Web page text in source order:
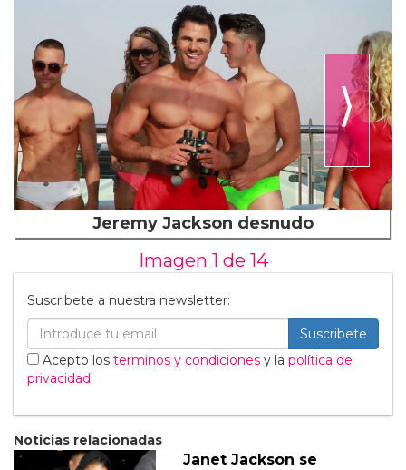
⟩
Jeremy Jackson desnudo
Imagen 1 de 14
Suscribete a nuestra newsletter:
Suscribete
Acepto los terminos y condiciones y la política de
privacidad.
Noticias relacionadas
Janet Jackson se